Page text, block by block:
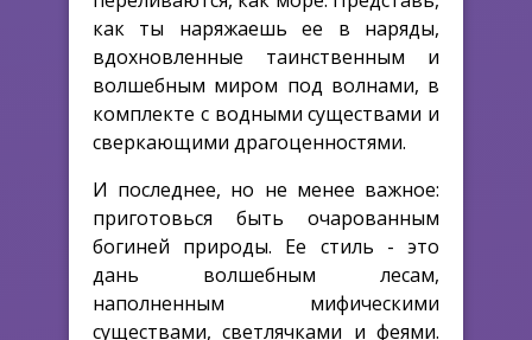
как ты наряжаешь ее в наряды,
вдохновленные таинственным и
волшебным миром под волнами, в
комплекте с водными существами и
сверкающими драгоценностями.
И последнее, но не менее важное:
приготовься быть очарованным
богиней природы. Ее стиль - это
дань волшебным лесам,
наполненным мифическими
существами, светлячками и феями.